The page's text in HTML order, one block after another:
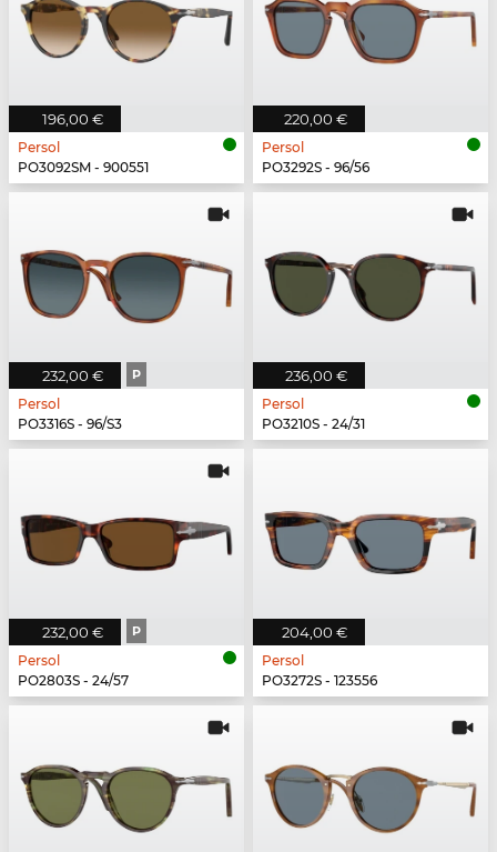
196,00 €
Persol
PO3092SM - 900551
220,00 €
Persol
PO3292S - 96/56
232,00 € P
Persol
PO3316S - 96/S3
236,00 €
Persol
PO3210S - 24/31
232,00 € P
Persol
PO2803S - 24/57
204,00 €
Persol
PO3272S - 123556